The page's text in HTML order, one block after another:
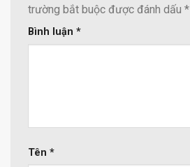
trường bắt buộc được đánh dấu *
Bình luận *
Tên *